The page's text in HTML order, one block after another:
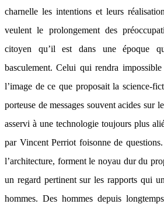
charnelle les intentions et leurs
veulent le prolongement des
citoyen qu’il est dans une époque
basculement. Celui qui rendra
l’image de ce que proposait la science-
porteuse de messages souvent acides sur
asservi à une technologie toujours plus
par Vincent Perriot foisonne de
l’architecture, forment le noyau dur du
un regard pertinent sur les rapports qui
hommes. Des hommes depuis